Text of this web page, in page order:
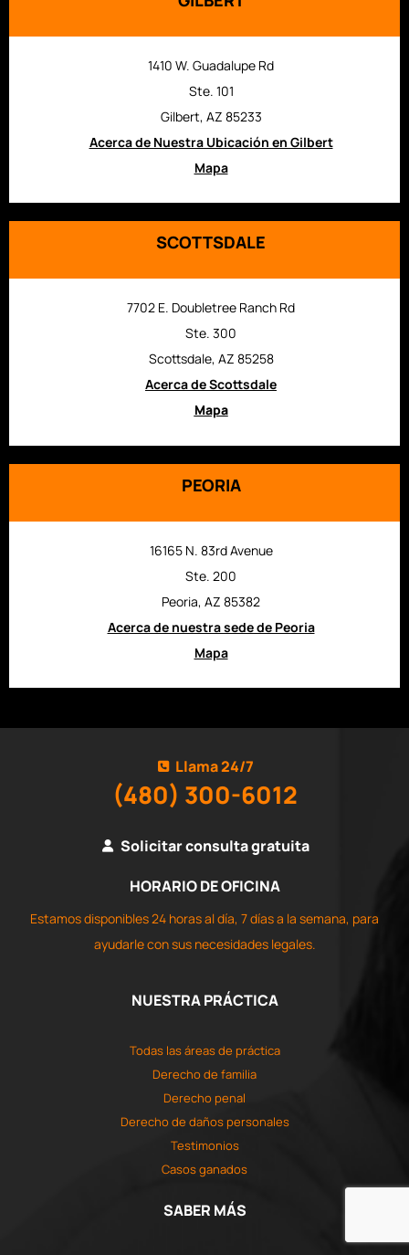
1410 W. Guadalupe Rd
Ste. 101
Gilbert, AZ 85233
Acerca de Nuestra Ubicación en Gilbert
Mapa
SCOTTSDALE
7702 E. Doubletree Ranch Rd
Ste. 300
Scottsdale, AZ 85258
Acerca de Scottsdale
Mapa
PEORIA
16165 N. 83rd Avenue
Ste. 200
Peoria, AZ 85382
Acerca de nuestra sede de Peoria
Mapa
Llama 24/7
(480) 300-6012
Solicitar consulta gratuita
HORARIO DE OFICINA
Estamos disponibles 24 horas al día, 7 días a la semana, para
ayudarle con sus necesidades legales.
NUESTRA PRÁCTICA
Todas las áreas de práctica
Derecho de familia
Derecho penal
Derecho de daños personales
Testimonios
Casos ganados
SABER MÁS